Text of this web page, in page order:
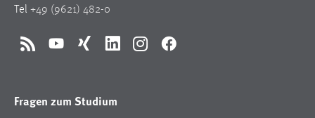
Tel +49 (9621) 482-0
RSS YouTubeXing LinkedInInstagramFacebook
Fragen zum Studium